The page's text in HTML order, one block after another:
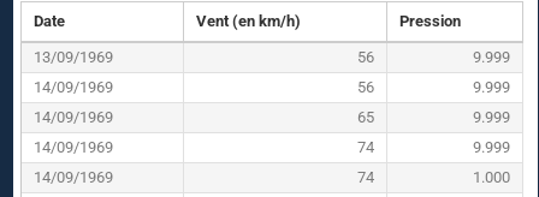
Date Vent (en km/h)
Pression
13/09/1969
56
9.999
14/09/1969
56
9.999
14/09/1969
65
9.999
14/09/1969
74
9.999
14/09/1969
74
1.000